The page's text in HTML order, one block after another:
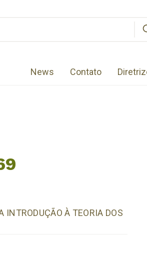
News Contato
INTRODUÇÃO À TEORIA DOS